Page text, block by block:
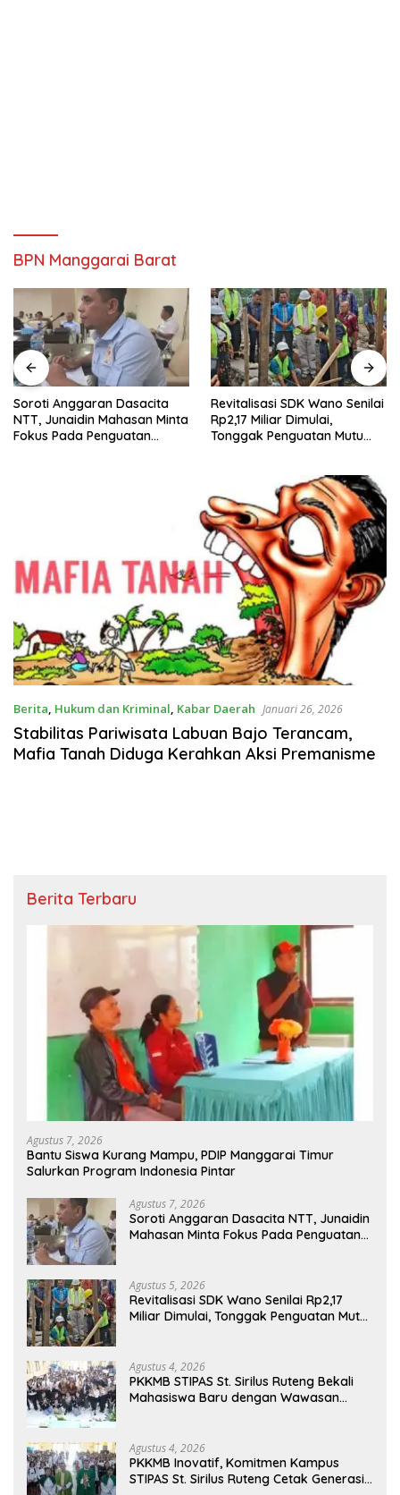
BPN Manggarai Barat
Soroti Anggaran Dasacita
NTT, Junaidin Mahasan Minta
Fokus Pada Penguatan
Revitalisasi SDK Wano Senilai
Rp2,17 Miliar Dimulai,
Tonggak Penguatan Mutu
Berita, Hukum dan Kriminal, Kabar Daerah Januari 26, 2026
Stabilitas Pariwisata Labuan Bajo Terancam,
Mafia Tanah Diduga Kerahkan Aksi Premanisme
Berita Terbaru
Agustus 7, 2026
Bantu Siswa Kurang Mampu, PDIP Manggarai Timur
Salurkan Program Indonesia Pintar
Agustus 7, 2026
Soroti Anggaran Dasacita NTT, Junaidin
Mahasan Minta Fokus Pada Penguatan
Agustus 5, 2026
Revitalisasi SDK Wano Senilai Rp2,17
Miliar Dimulai, Tonggak Penguatan Mutu
Agustus 4, 2026
PKKMB STIPAS St. Sirilus Ruteng Bekali
Mahasiswa Baru dengan Wawasan
Agustus 4, 2026
PKKMB Inovatif, Komitmen Kampus
STIPAS St. Sirilus Ruteng Cetak Generasi